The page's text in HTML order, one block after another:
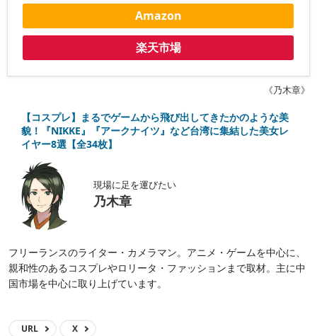
Amazon
楽天市場
《乃木章》
【コスプレ】まるでゲームから飛び出してきたかのような美
貌！『NIKKE』『アークナイツ』など台湾に集結した美女レ
イヤー8選【全34枚】
現場に足を運びたい
乃木章
フリーランスのライター・カメラマン。アニメ・ゲームを中心に、
親和性のあるコスプレやロリータ・ファッションまで取材。主に中
国市場を中心に取り上げています。
URL X